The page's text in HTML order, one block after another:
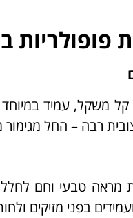
פופולריות
קל משקל, עמיד
רבה – החל
מראה טבעי וחם
בפני מזיקים